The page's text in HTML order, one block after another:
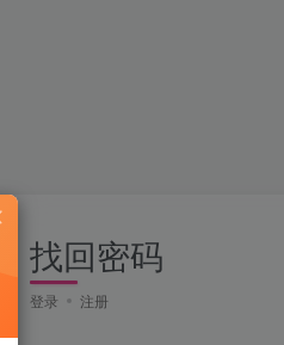
找回密码
登录 注册